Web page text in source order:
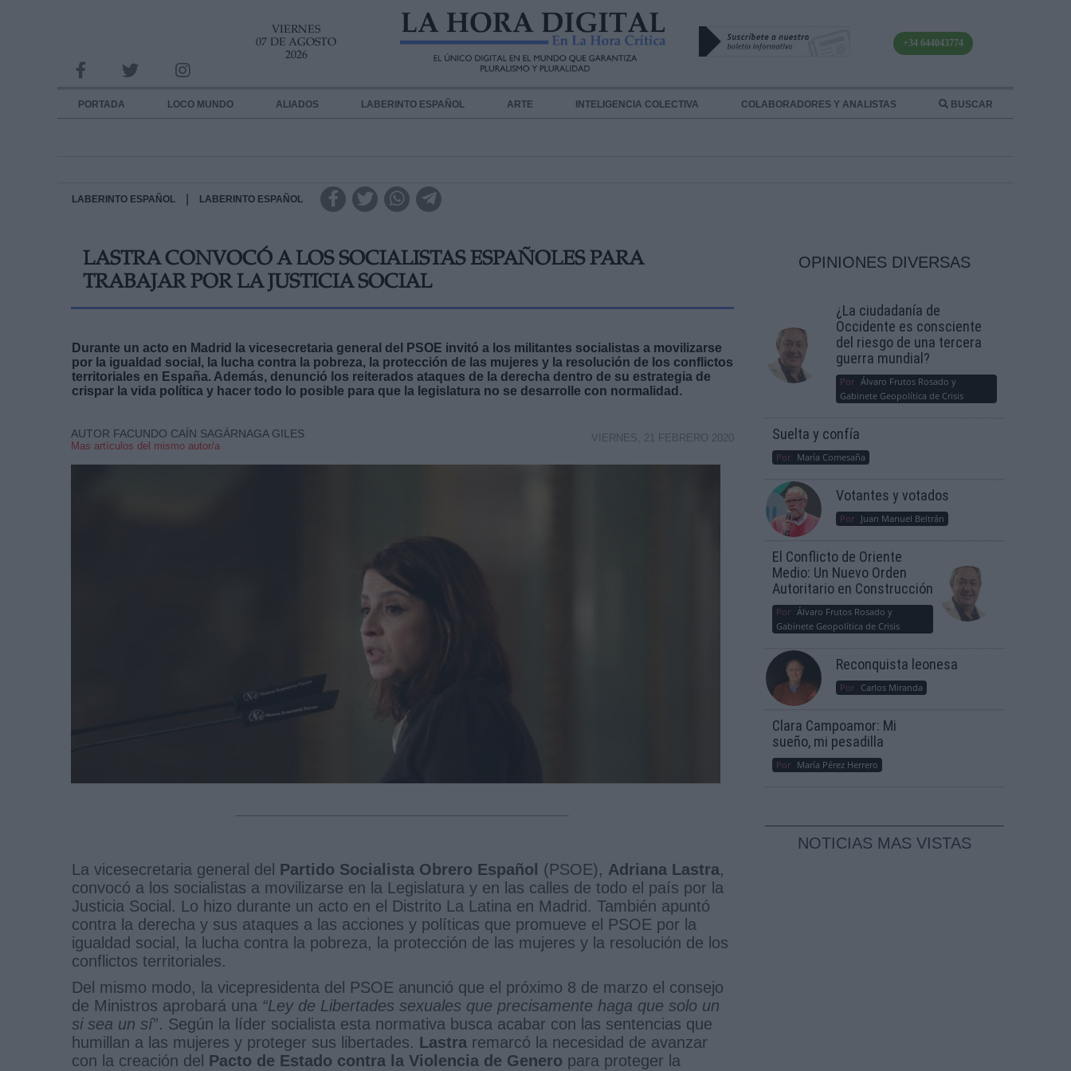
VIERNES
07 DE AGOSTO
2026
+34 644043774
PORTADA LOCO MUNDO ALIADOS LABERINTO ESPAÑOL ARTE INTELIGENCIA COLECTIVA COLABORADORES Y ANALISTAS BUSCAR
LABERINTO ESPAÑOL LABERINTO ESPAÑOL
LASTRA CONVOCÓ A LOS SOCIALISTAS ESPAÑOLES PARA
TRABAJAR POR LA JUSTICIA SOCIAL
Durante un acto en Madrid la vicesecretaria general del PSOE invitó a los militantes socialistas a movilizarse
por la igualdad social, la lucha contra la pobreza, la protección de las mujeres y la resolución de los conflictos
territoriales en España. Además, denunció los reiterados ataques de la derecha dentro de su estrategia de
crispar la vida política y hacer todo lo posible para que la legislatura no se desarrolle con normalidad.
AUTOR FACUNDO CAÍN SAGÁRNAGA GILES
Mas artículos del mismo autor/a
VIERNES, 21 FEBRERO 2020
La vicesecretaria general del Partido Socialista Obrero Español (PSOE), Adriana Lastra,
convocó a los socialistas a movilizarse en la Legislatura y en las calles de todo el país por la
Justicia Social. Lo hizo durante un acto en el Distrito La Latina en Madrid. También apuntó
contra la derecha y sus ataques a las acciones y políticas que promueve el PSOE por la
igualdad social, la lucha contra la pobreza, la protección de las mujeres y la resolución de los
conflictos territoriales.
Del mismo modo, la vicepresidenta del PSOE anunció que el próximo 8 de marzo el consejo
de Ministros aprobará una “Ley de Libertades sexuales que precisamente haga que solo un
si sea un sí”. Según la líder socialista esta normativa busca acabar con las sentencias que
humillan a las mujeres y proteger sus libertades. Lastra remarcó la necesidad de avanzar
con la creación del Pacto de Estado contra la Violencia de Genero para proteger la
OPINIONES DIVERSAS
¿La ciudadanía de
Occidente es consciente
del riesgo de una tercera
guerra mundial?
Por Álvaro Frutos Rosado y
Gabinete Geopolítica de Crisis
Suelta y confía
Por María Comesaña
Votantes y votados
Por Juan Manuel Beltrán
El Conflicto de Oriente
Medio: Un Nuevo Orden
Autoritario en Construcción
Por Álvaro Frutos Rosado y
Gabinete Geopolítica de Crisis
Reconquista leonesa
Por Carlos Miranda
Clara Campoamor: Mi
sueño, mi pesadilla
Por María Pérez Herrero
NOTICIAS MAS VISTAS
INFORMACION SOBRE LA PROTECCIÓN DE TUS DATOS
Responsable:
Destinatarios:
link
Información adicional
link